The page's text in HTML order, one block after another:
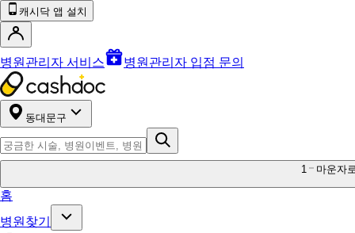
캐시닥 앱 설치
병원관리자 서비스 병원관리자 입점 문의
동대문구
1 마운자
홈
병원찾기